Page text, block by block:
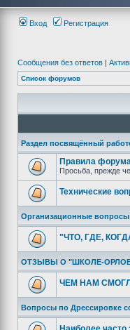
Вход Регистрация
Сообщения без ответов |
Список форумов
Раздел посвящённый
Правила
Просьба, прежде
Технические
Организационные
"ЧТО, ГДЕ,
ОТЗЫВЫ О "ШКОЛЕ-
ЧЕМ НАМ
Вопросы по Дрессировке